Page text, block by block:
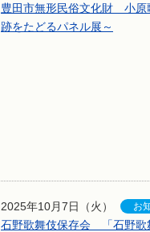
豊田市無形民俗文化財 小
跡をたどるパネル展～
2025年10月7日（火）
石野歌舞伎保存会 「石野歌